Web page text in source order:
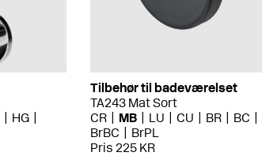
HG
Tilbehør til badeværelset
TA243 Mat Sort
CR
MB LU CU BR BC
BrBC
BrPL
Pris 225 KR